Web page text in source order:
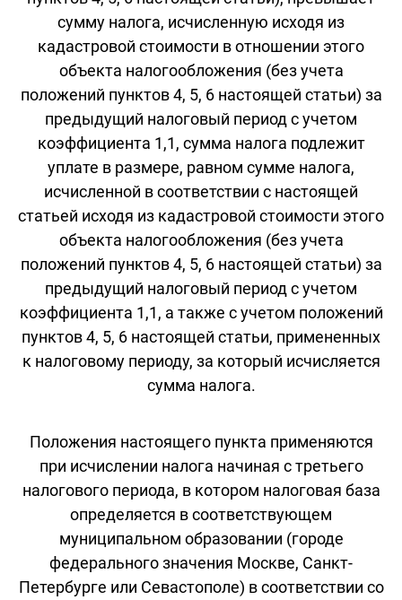
сумму налога, исчисленную исходя из
кадастровой стоимости в отношении этого
объекта налогообложения (без учета
положений пунктов 4, 5, 6 настоящей статьи) за
предыдущий налоговый период с учетом
коэффициента 1,1, сумма налога подлежит
уплате в размере, равном сумме налога,
исчисленной в соответствии с настоящей
статьей исходя из кадастровой стоимости этого
объекта налогообложения (без учета
положений пунктов 4, 5, 6 настоящей статьи) за
предыдущий налоговый период с учетом
коэффициента 1,1, а также с учетом положений
пунктов 4, 5, 6 настоящей статьи, примененных
к налоговому периоду, за который исчисляется
сумма налога.
Положения настоящего пункта применяются
при исчислении налога начиная с третьего
налогового периода, в котором налоговая база
определяется в соответствующем
муниципальном образовании (городе
федерального значения Москве, Санкт-
Петербурге или Севастополе) в соответствии со